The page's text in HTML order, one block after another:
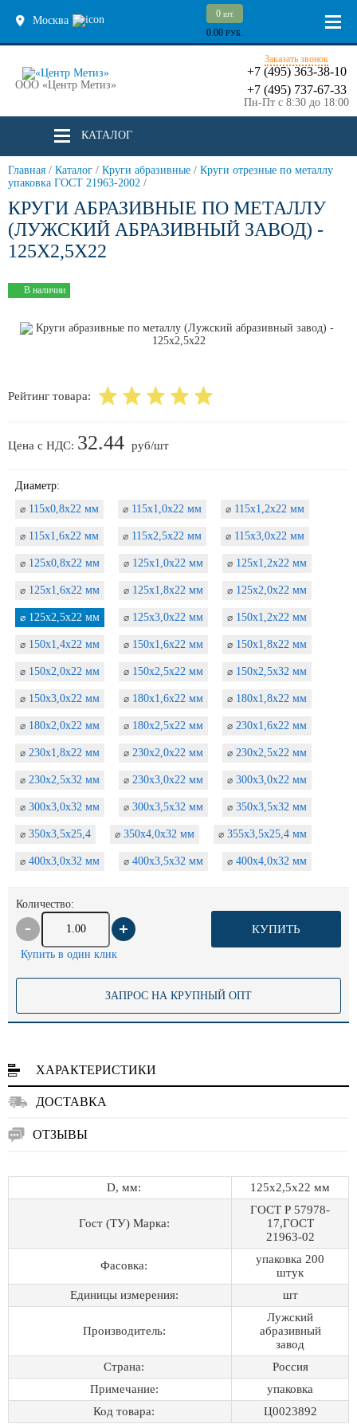
Москва
0 шт.
0.00 РУБ.
ООО «Центр Метиз»
Заказать звонок
+7 (495) 363-38-10
+7 (495) 737-67-33
Пн-Пт с 8:30 до 18:00
КАТАЛОГ
Главная / Каталог / Круги абразивные / Круги отрезные по металлу
упаковка ГОСТ 21963-2002 /
КРУГИ АБРАЗИВНЫЕ ПО МЕТАЛЛУ
(ЛУЖСКИЙ АБРАЗИВНЫЙ ЗАВОД) -
125Х2,5Х22
В наличии
Рейтинг товара:
Цена с НДС: 32.44 руб/шт
Диаметр:
⌀ 115х0,8х22 мм ⌀ 115х1,0х22 мм ⌀ 115х1,2х22 мм
⌀ 115х1,6х22 мм ⌀ 115х2,5х22 мм ⌀ 115х3,0х22 мм
⌀ 125х0,8х22 мм ⌀ 125х1,0х22 мм ⌀ 125х1,2х22 мм
⌀ 125х1,6х22 мм ⌀ 125х1,8х22 мм ⌀ 125х2,0х22 мм
⌀ 125х2,5х22 мм ⌀ 125х3,0х22 мм ⌀ 150х1,2х22 мм
⌀ 150х1,4х22 мм ⌀ 150х1,6х22 мм ⌀ 150х1,8х22 мм
⌀ 150х2,0х22 мм ⌀ 150х2,5х22 мм ⌀ 150х2,5х32 мм
⌀ 150х3,0х22 мм ⌀ 180х1,6х22 мм ⌀ 180х1,8х22 мм
⌀ 180х2,0х22 мм ⌀ 180х2,5х22 мм ⌀ 230х1,6х22 мм
⌀ 230х1,8х22 мм ⌀ 230х2,0х22 мм ⌀ 230х2,5х22 мм
⌀ 230х2,5х32 мм ⌀ 230х3,0х22 мм ⌀ 300х3,0х22 мм
⌀ 300х3,0х32 мм ⌀ 300х3,5х32 мм ⌀ 350х3,5х32 мм
⌀ 350х3,5х25,4 ⌀ 350х4,0х32 мм ⌀ 355х3,5х25,4 мм
⌀ 400х3,0х32 мм ⌀ 400х3,5х32 мм ⌀ 400х4,0х32 мм
Количество:
КУПИТЬ
Купить в один клик
ЗАПРОС НА КРУПНЫЙ ОПТ
ХАРАКТЕРИСТИКИ
ДОСТАВКА
ОТЗЫВЫ
D, мм: 125х2,5х22 мм
Гост (ТУ) Марка:
ГОСТ Р 57978-
17,ГОСТ
21963-02
Фасовка:
упаковка 200
штук
Единицы измерения:
шт
Производитель:
Лужский
абразивный
завод
Страна:
Россия
Примечание:
упаковка
Код товара:
Ц0023892